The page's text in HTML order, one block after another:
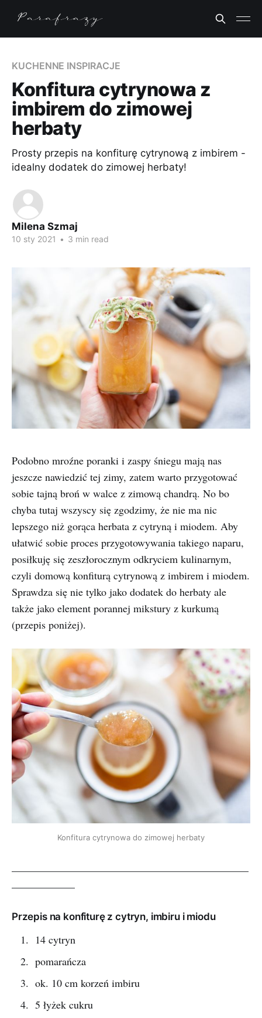
KUCHENNE INSPIRACJE
Konfitura cytrynowa z
imbirem do zimowej
herbaty
Prosty przepis na konfiturę cytrynową z imbirem -
idealny dodatek do zimowej herbaty!
Milena Szmaj
10 sty 2021 • 3 min read
Podobno mroźne poranki i zaspy śniegu mają nas
jeszcze nawiedzić tej zimy, zatem warto przygotować
sobie tajną broń w walce z zimową chandrą. No bo
chyba tutaj wszyscy się zgodzimy, że nie ma nic
lepszego niż gorąca herbata z cytryną i miodem. Aby
ułatwić sobie proces przygotowywania takiego naparu,
posiłkuję się zeszłorocznym odkryciem kulinarnym,
czyli domową konfiturą cytrynową z imbirem i miodem.
Sprawdza się nie tylko jako dodatek do herbaty ale
także jako element porannej mikstury z kurkumą
(przepis poniżej).
Konfitura cytrynowa do zimowej herbaty
Przepis na konfiturę z cytryn, imbiru i miodu
14 cytryn
pomarańcza
ok. 10 cm korzeń imbiru
5 łyżek cukru